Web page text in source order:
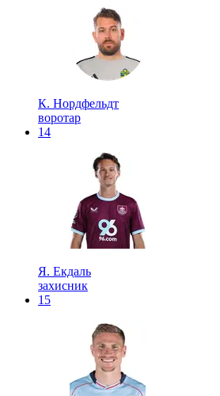
К. Нордфельдт
воротар
14
Я. Екдаль
захисник
15